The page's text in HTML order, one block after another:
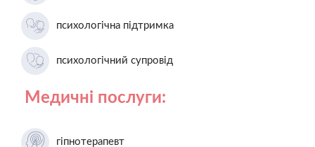
психологічна підтримка
психологічний супровід
Медичні послуги:
гіпнотерапевт